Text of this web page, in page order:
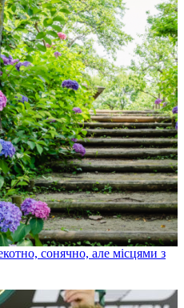
сонячно, але місцями з